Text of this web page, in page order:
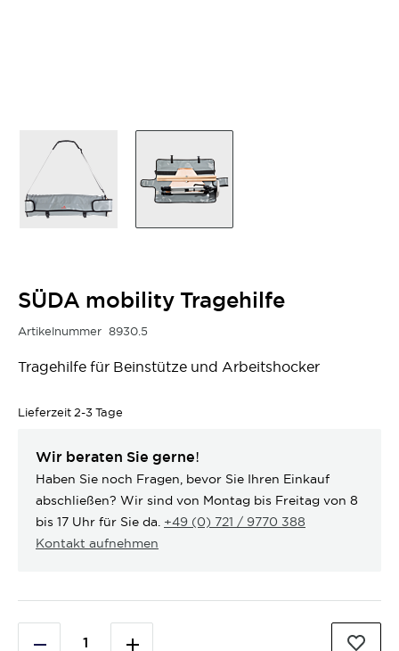
SÜDA mobility Tragehilfe
Artikelnummer 8930.5
Tragehilfe für Beinstütze und Arbeitshocker
Lieferzeit 2-3 Tage
Wir beraten Sie gerne!
Haben Sie noch Fragen, bevor Sie Ihren Einkauf
abschließen? Wir sind von Montag bis Freitag von 8
bis 17 Uhr für Sie da. +49 (0) 721 / 9770 388
Kontakt aufnehmen